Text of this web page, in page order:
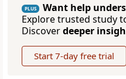
PLUS
Want help
Explore trusted study
Discoverdeeper
Start 7-day free trial